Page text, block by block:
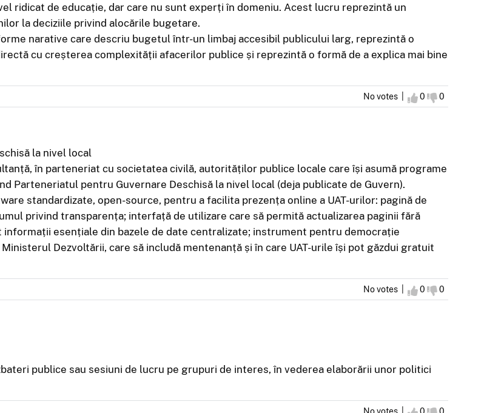
ridicat de educație, dar care nu sunt experți în domeniu. Acest lucru reprezintă un
la deciziile privind alocările bugetare.
narative care descriu bugetul într-un limbaj accesibil publicului larg, reprezintă o
cu creșterea complexității afacerilor publice și reprezintă o formă de a explica mai bine
No votes | I agree
0 I disagree
0
la nivel local
în parteneriat cu societatea civilă, autorităților publice locale care își asumă programe
Parteneriatul pentru Guvernare Deschisă la nivel local (deja publicate de Guvern).
standardizate, open-source, pentru a facilita prezența online a UAT-urilor: pagină de
privind transparența; interfață de utilizare care să permită actualizarea paginii fără
esențiale din bazele de date centralizate; instrument pentru democrație
Dezvoltării, care să includă mentenanță și în care UAT-urile își pot găzdui gratuit
No votes | I agree
0 I disagree
0
publice sau sesiuni de lucru pe grupuri de interes, în vederea elaborării unor politici
No votes | 0 0